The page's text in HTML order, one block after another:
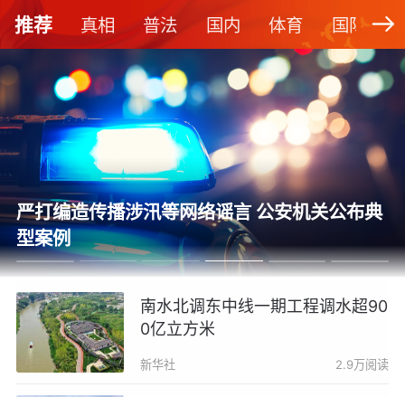
推荐 真相 普法 国内 体育 国际
严打编造传播涉汛等网络谣言 公安机关公布典
型案例
南水北调东中线一期工程调水超90
0亿立方米
新华社 2.9万阅读